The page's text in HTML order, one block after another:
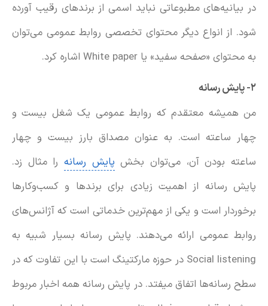
در بیانیه‌های مطبوعاتی نباید اسمی از برندهای رقیب آورده
شود. از انواع دیگر محتوای تخصصی روابط عمومی می‌توان
به محتوای «صفحه سفید» یا White paper اشاره کرد.
۲- پایش رسانه
من همیشه معتقدم که روابط عمومی یک شغل بیست و
چهار ساعته است. به عنوان مصداق بارز بیست و چهار
ساعته بودن آن، می‌توان بخش پایش رسانه را مثال زد.
پایش رسانه از اهمیت زیادی برای برندها و کسب‌وکارها
برخوردار است و یکی از مهم‌ترین خدماتی است که آژانس‌های
روابط عمومی ارائه می‌دهند. پایش رسانه بسیار شبیه به
Social listening در حوزه مارکتینگ است با این تفاوت که در
سطح رسانه‌ها اتفاق میفتد. در پایش رسانه همه اخبار مربوط